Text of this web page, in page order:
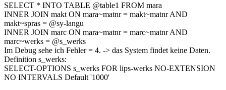
SELECT * INTO TABLE @table1 FROM mara
INNER JOIN makt ON mara~matnr = makt~matnr AND
makt~spras = @sy-langu
INNER JOIN marc ON mara~matnr = marc~matnr AND
marc~werks = @s_werks
Im Debug sehe ich Fehler = 4. -> das System findet keine Daten.
Definition s_werks:
SELECT-OPTIONS s_werks FOR lips-werks NO-EXTENSION
NO INTERVALS Default '1000'